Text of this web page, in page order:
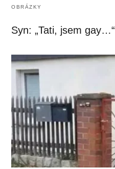
OBRÁZKY
Syn: „Tati, jsem gay…“